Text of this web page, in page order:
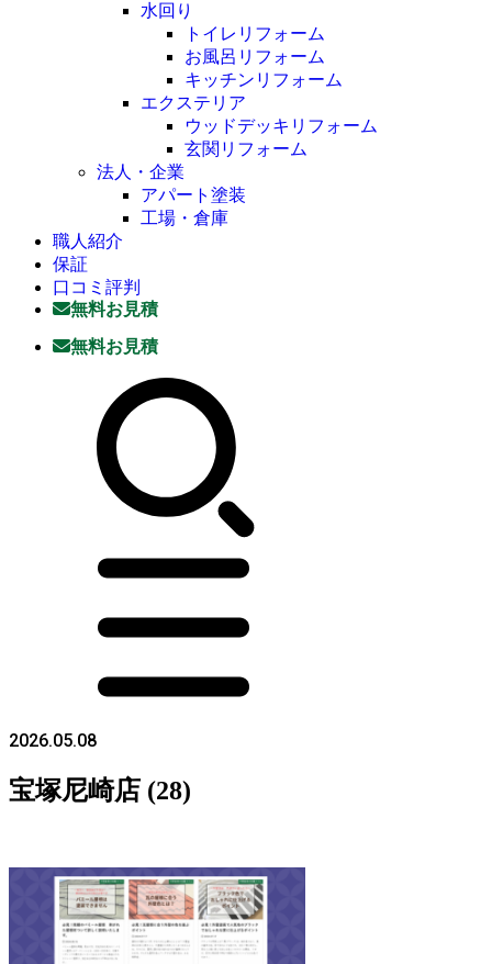
水回り
トイレリフォーム
お風呂リフォーム
キッチンリフォーム
エクステリア
ウッドデッキリフォーム
玄関リフォーム
法人・企業
アパート塗装
工場・倉庫
職人紹介
保証
口コミ評判
無料お見積
無料お見積
2026.05.08
宝塚尼崎店 (28)